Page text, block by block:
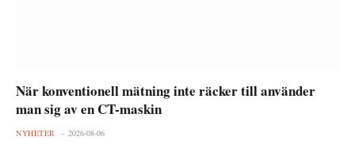
När konventionell mätning inte räcker till använder
man sig av en CT-maskin
NYHETER 2026-08-06